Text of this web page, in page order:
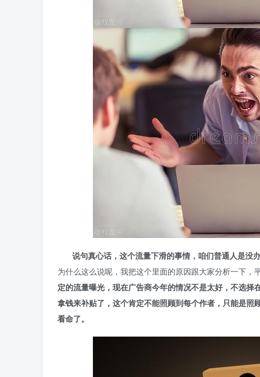
说句真心话，这个流量下滑的事情，咱们普通人是没
为什么这么说呢，我把这个里面的原因跟大家分析一下，
定的流量曝光，现在广告商今年的情况不是太好，不选
拿钱来补贴了，这个肯定不能照顾到每个作者，只能是
看命了。